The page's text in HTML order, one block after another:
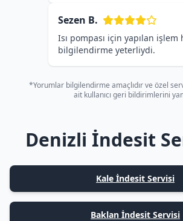
Sezen B.
Isı pompası için yapılan işlem
bilgilendirme yeterliydi.
*Yorumlar bilgilendirme amaçlıdır ve özel
ait kullanıcı geri bildirimlerini
Denizli İndesit
Kale İndesit Servisi
Baklan İndesit Servisi